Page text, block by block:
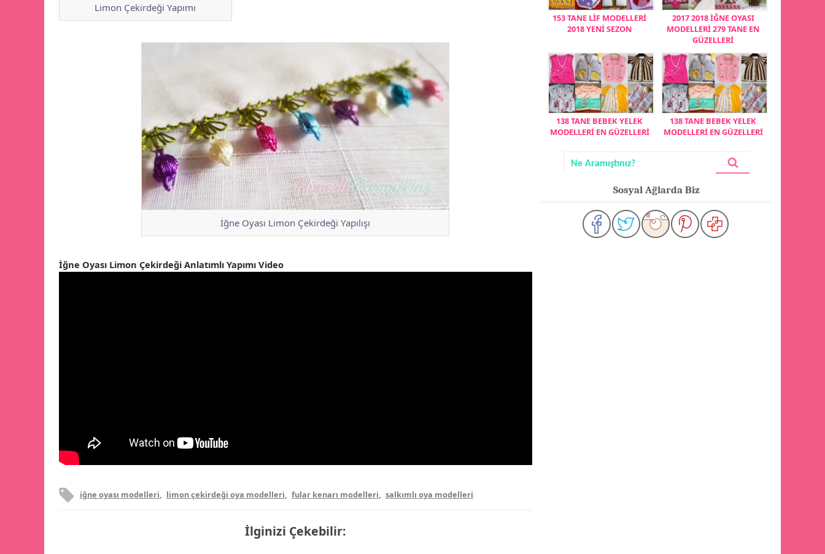
Limon Çekirdeği Yapımı
İğne Oyası Limon Çekirdeği Yapılışı
İğne Oyası Limon Çekirdeği Anlatımlı Yapımı Video
iğne oyası modelleri, limon çekirdeği oya modelleri, fular kenarı modelleri, salkımlı oya modelleri
İlginizi Çekebilir:
153 TANE LİF MODELLERİ
2018 YENİ SEZON
2017 2018 İĞNE OYASI
MODELLERİ 279 TANE EN
GÜZELLERİ
138 TANE BEBEK YELEK
MODELLERİ EN GÜZELLERİ
138 TANE BEBEK YELEK
MODELLERİ EN GÜZELLERİ
Sosyal Ağlarda Biz